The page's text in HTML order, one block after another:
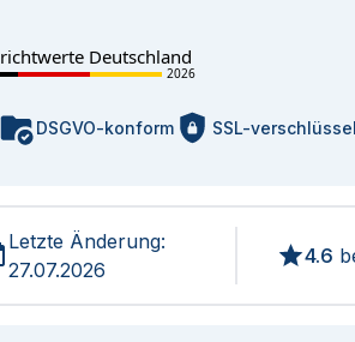
Deutschland
2026
DSGVO-konform SSL-
Letzte Änderung:
27.07.2026
4.6